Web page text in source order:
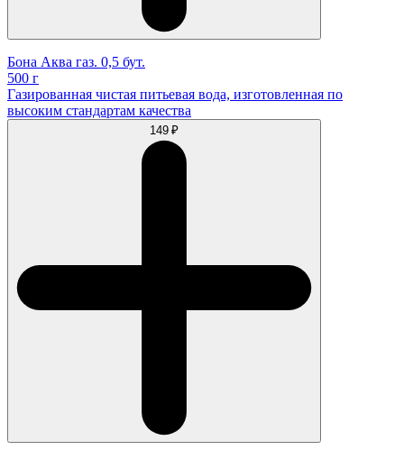
Бона Аква газ. 0,5 бут.
500 г
Газированная чистая питьевая вода, изготовленная по
высоким стандартам качества
149 ₽